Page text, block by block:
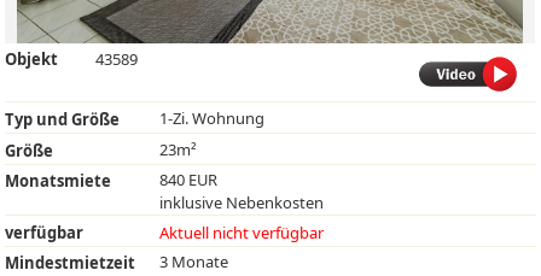
Objekt 43589
Typ und Größe
1-Zi. Wohnung
Größe
23m²
Monatsmiete
840 EUR
inklusive Nebenkosten
verfügbar
Aktuell nicht verfügbar
Mindestmietzeit
3 Monate